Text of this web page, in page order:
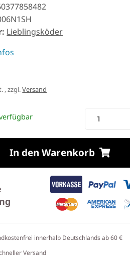
Lieblingsköder
, zzgl.Versand
In den Warenkorb
innerhalb Deutschlands ab 60 €
Versand